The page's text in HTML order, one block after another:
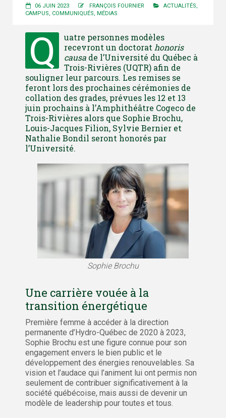
06 JUIN 2023 FRANÇOIS FOURNIER ACTUALITÉS,
CAMPUS, COMMUNIQUÉS, MÉDIAS
Q
uatre personnes modèles
recevront un doctorathonoris
causa de l’Université du Québec à
Trois-Rivières (UQTR) afin de
souligner leur parcours. Les remises se
feront lors des prochaines cérémonies de
collation des grades, prévues les 12 et 13
juin prochains à l’Amphithéâtre Cogeco de
Trois-Rivières alors que Sophie Brochu,
Louis-Jacques Filion, Sylvie Bernier et
Nathalie Bondil seront honorés par
l’Université.
Sophie Brochu
Une carrière vouée à la
transition énergétique
Première femme à accéder à la direction
permanente d’Hydro-Québec de 2020 à 2023,
Sophie Brochu est une figure connue pour son
engagement envers le bien public et le
développement des énergies renouvelables. Sa
vision et l’audace qui l’animent lui ont permis non
seulement de contribuer significativement à la
société québécoise, mais aussi de devenir un
modèle de leadership pour toutes et tous.